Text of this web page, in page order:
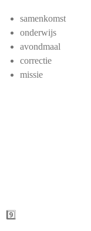
samenkomst
onderwijs
avondmaal
correctie
missie
9️⃣